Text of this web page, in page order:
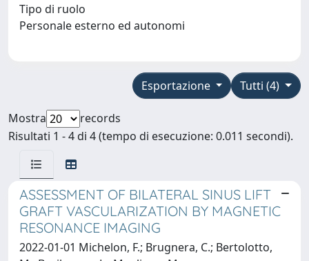
Tipo di ruolo
Personale esterno ed autonomi
Tutti (4)
Esportazione
Mostra
records
Risultati 1 - 4 di 4 (tempo di esecuzione: 0.011 secondi).
ASSESSMENT OF BILATERAL SINUS LIFT
GRAFT VASCULARIZATION BY MAGNETIC
RESONANCE IMAGING
2022-01-01 Michelon, F.; Brugnera, C.; Bertolotto,